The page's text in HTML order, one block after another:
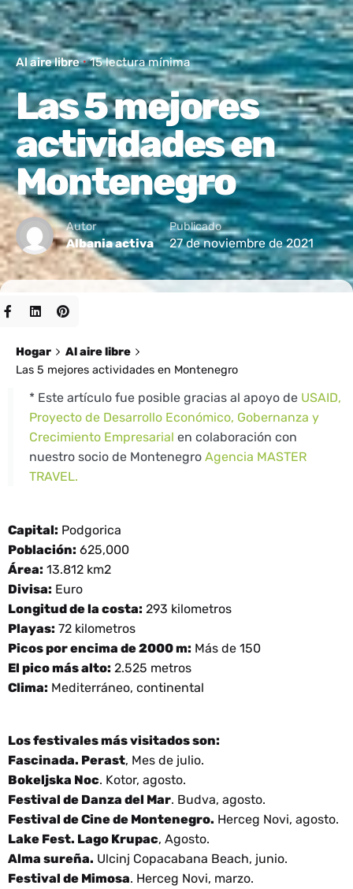
Al aire libre 15 lectura mínima
Las 5 mejores
actividades en
Montenegro
Autor
Albania activa
Publicado
27 de noviembre de 2021
Hogar
Al aire libre
Las 5 mejores actividades en Montenegro
* Este artículo fue posible gracias al apoyo de USAID,
Proyecto de Desarrollo Económico, Gobernanza y
Crecimiento Empresarial en colaboración con
nuestro socio de Montenegro Agencia MASTER
TRAVEL.
Capital: Podgorica
Población: 625,000
Área: 13.812 km2
Divisa: Euro
Longitud de la costa: 293 kilometros
Playas: 72 kilometros
Picos por encima de 2000 m: Más de 150
El pico más alto: 2.525 metros
Clima: Mediterráneo, continental
Los festivales más visitados son:
Fascinada. Perast, Mes de julio.
Bokeljska Noc. Kotor, agosto.
Festival de Danza del Mar. Budva, agosto.
Festival de Cine de Montenegro. Herceg Novi, agosto.
Lake Fest. Lago Krupac, Agosto.
Alma sureña. Ulcinj Copacabana Beach, junio.
Festival de Mimosa. Herceg Novi, marzo.